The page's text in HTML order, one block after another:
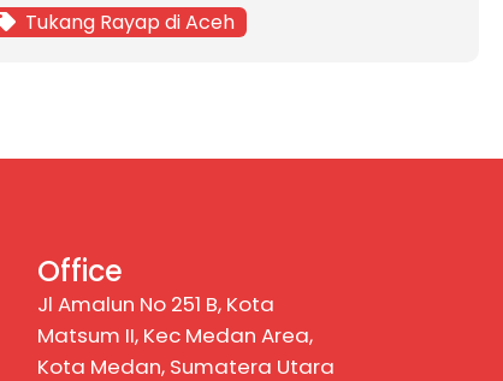
Tukang Rayap di Aceh
Office
Jl Amalun No 251 B, Kota
Matsum II, Kec Medan Area,
Kota Medan, Sumatera Utara